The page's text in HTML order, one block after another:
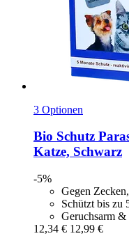
3 Optionen
Bio Schutz
Katze, Schwarz
-5%
Gegen
Schützt bis zu
Geruchsarm &
12,34 € 12,99 €